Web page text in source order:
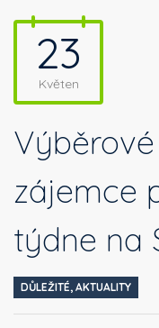
23
Květen
zájemce
týdne na
DŮLEŽITÉ, AKTUALITY